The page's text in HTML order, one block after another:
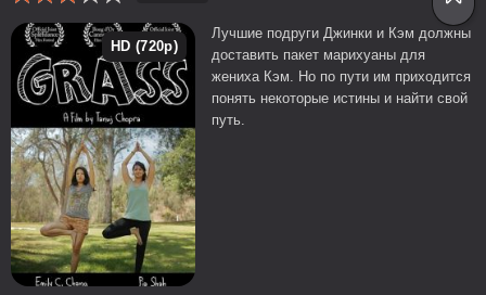
HD (720p)
Лучшие подруги Джинки и Кэм должны
доставить пакет марихуаны для
жениха Кэм. Но по пути им приходится
понять некоторые истины и найти свой
путь.